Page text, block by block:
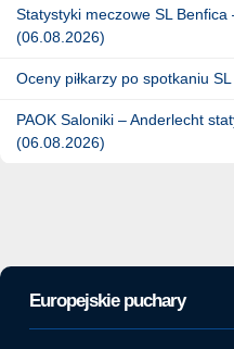
Statystyki meczowe SL Benfica
(06.08.2026)
Oceny piłkarzy po spotkaniu
PAOK Saloniki – Anderlecht
(06.08.2026)
Europejskie puchary